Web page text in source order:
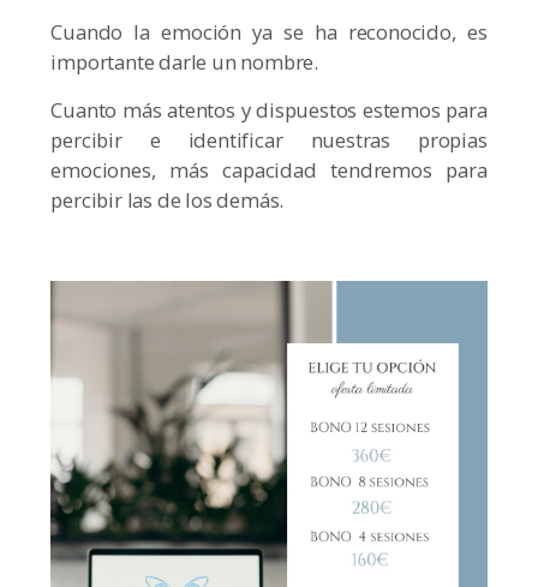
Cuando la emoción ya se ha reconocido, es
importante darle un nombre.
Cuanto más atentos y dispuestos estemos para
percibir e identificar nuestras propias
emociones, más capacidad tendremos para
percibir las de los demás.